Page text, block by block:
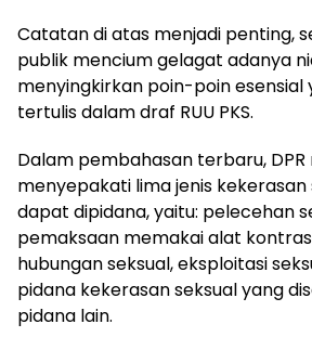
Catatan di atas menjadi penting,
publik mencium gelagat adanya
menyingkirkan poin-poin esensial
tertulis dalam draf RUU PKS.
Dalam pembahasan terbaru,
menyepakati lima jenis kekerasan
dapat dipidana, yaitu: pelecehan
pemaksaan memakai alat
hubungan seksual, eksploitasi
pidana kekerasan seksual yang
pidana lain.